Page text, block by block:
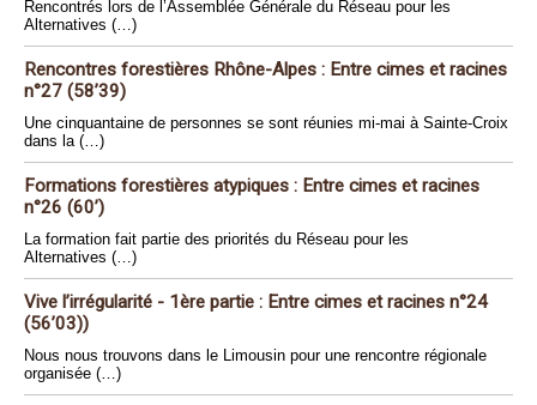
Rencontrés lors de l’Assemblée Générale du Réseau pour les
Alternatives (…)
Rencontres forestières Rhône-Alpes : Entre cimes et racines
n°27 (58’39)
Une cinquantaine de personnes se sont réunies mi-mai à Sainte-Croix
dans la (…)
Formations forestières atypiques : Entre cimes et racines
n°26 (60’)
La formation fait partie des priorités du Réseau pour les
Alternatives (…)
Vive l’irrégularité - 1ère partie : Entre cimes et racines n°24
(56’03))
Nous nous trouvons dans le Limousin pour une rencontre régionale
organisée (…)